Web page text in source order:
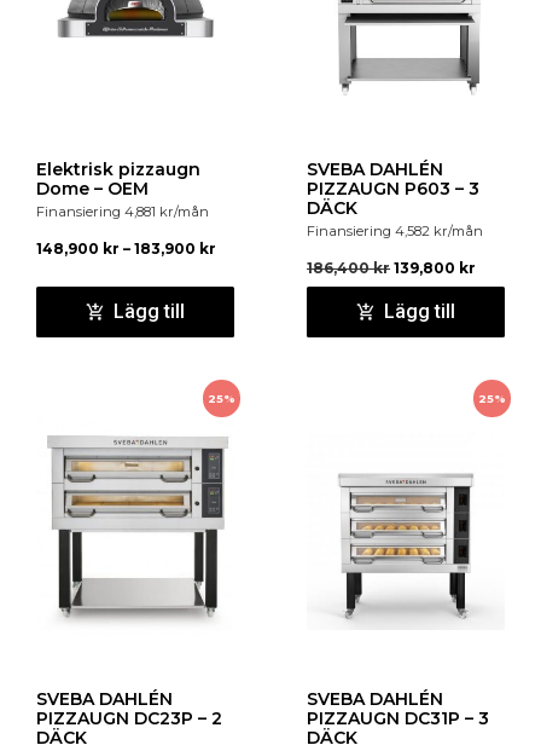
Hyllan är utrustad med en stopmekanism som
Lagra ingredienser som används ofta.
SD-Touchpanel med bakningstimer (option)
ANSLUTNINGSKABEL : 3 m kabel ingår. Handske,
”plug & play”, ingår.
Elektrisk pizzaugn
Dome – OEM
Finansiering 4,881 kr/mån
148,900 kr – 183,900 kr
Lägg till
SVEBA DAHLÉN
PIZZAUGN P603 – 3
DÄCK
Finansiering 4,582 kr/mån
186,400kr 139,800 kr
Lägg till
25%
SVEBA DAHLÉN
PIZZAUGN DC23P – 2
DÄCK
25%
SVEBA DAHLÉN
PIZZAUGN DC31P – 3
DÄCK